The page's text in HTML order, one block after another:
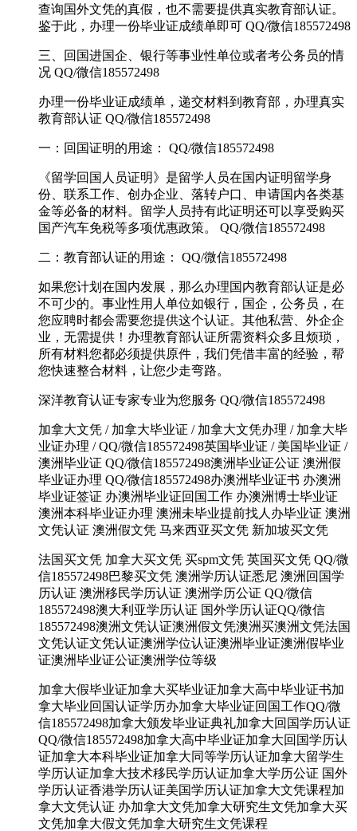
查询国外文凭的真假，也不需要提供真实教育部认证。
鉴于此，办理一份毕业证成绩单即可 QQ/微信185572498
三、回国进国企、银行等事业性单位或者考公务员的情
况 QQ/微信185572498
办理一份毕业证成绩单，递交材料到教育部，办理真实
教育部认证 QQ/微信185572498
一：回国证明的用途： QQ/微信185572498
《留学回国人员证明》是留学人员在国内证明留学身
份、联系工作、创办企业、落转户口、申请国内各类基
金等必备的材料。留学人员持有此证明还可以享受购买
国产汽车免税等多项优惠政策。 QQ/微信185572498
二：教育部认证的用途： QQ/微信185572498
如果您计划在国内发展，那么办理国内教育部认证是必
不可少的。事业性用人单位如银行，国企，公务员，在
您应聘时都会需要您提供这个认证。其他私营、外企企
业，无需提供！办理教育部认证所需资料众多且烦琐，
所有材料您都必须提供原件，我们凭借丰富的经验，帮
您快速整合材料，让您少走弯路。
深洋教育认证专家专业为您服务 QQ/微信185572498
加拿大文凭 / 加拿大毕业证 / 加拿大文凭办理 / 加拿大毕
业证办理 / QQ/微信185572498英国毕业证 / 美国毕业证 /
澳洲毕业证 QQ/微信185572498澳洲毕业证公证 澳洲假
毕业证办理 QQ/微信185572498办澳洲毕业证书 办澳洲
毕业证签证 办澳洲毕业证回国工作 办澳洲博士毕业证
澳洲本科毕业证办理 澳洲未毕业提前找人办毕业证 澳洲
文凭认证 澳洲假文凭 马来西亚买文凭 新加坡买文凭
法国买文凭 加拿大买文凭 买spm文凭 英国买文凭 QQ/微
信185572498巴黎买文凭 澳洲学历认证悉尼 澳洲回国学
历认证 澳洲移民学历认证 澳洲学历公证 QQ/微信
185572498澳大利亚学历认证 国外学历认证QQ/微信
185572498澳洲文凭认证澳洲假文凭澳洲买澳洲文凭法国
文凭认证文凭认证澳洲学位认证澳洲毕业证澳洲假毕业
证澳洲毕业证公证澳洲学位等级
加拿大假毕业证加拿大买毕业证加拿大高中毕业证书加
拿大毕业回国认证学历办加拿大毕业证回国工作QQ/微
信185572498加拿大颁发毕业证典礼加拿大回国学历认证
QQ/微信185572498加拿大高中毕业证加拿大回国学历认
证加拿大本科毕业证加拿大同等学历认证加拿大留学生
学历认证加拿大技术移民学历认证加拿大学历公证 国外
学历认证香港学历认证美国学历认证加拿大文凭课程加
拿大文凭认证 办加拿大文凭加拿大研究生文凭加拿大买
文凭加拿大假文凭加拿大研究生文凭课程